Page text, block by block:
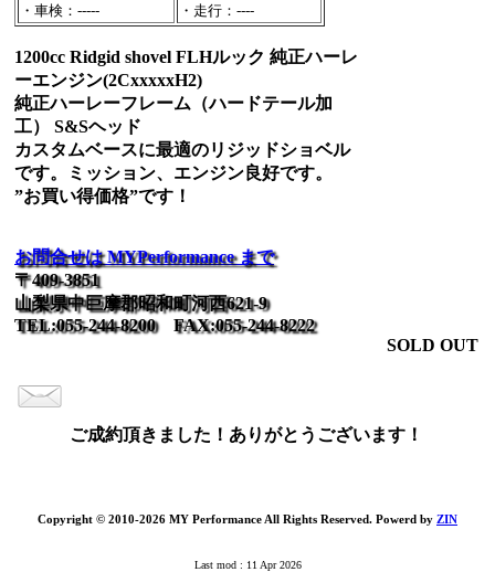
・車検：-----
・走行：----
1200cc Ridgid shovel FLHルック 純正ハーレ
ーエンジン(2CxxxxxH2)
純正ハーレーフレーム（ハードテール加
工） S&Sヘッド
カスタムベースに最適のリジッドショベル
です。ミッション、エンジン良好です。
”お買い得価格”です！
お問合せは MYPerformance まで
〒409-3851
山梨県中巨摩郡昭和町河西621-9
TEL:055-244-8200 FAX:055-244-8222
SOLD OUT
ご成約頂きました！ありがとうございます！
Copyright © 2010-2026 MY Performance All Rights Reserved. Powerd by ZIN
Last mod : 11 Apr 2026